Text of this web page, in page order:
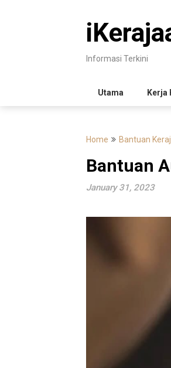
Informasi Terkini
Utama Kerja
Home Bantuan
Bantuan
January 31, 2023